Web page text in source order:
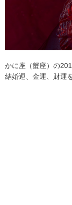
かに座（蟹座）の
結婚運、金運、財運